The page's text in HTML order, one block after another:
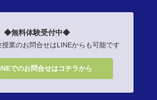
◆無料体験受付中◆
授業のお問合せはLINEからも可能です
でのお問合せはコチラから